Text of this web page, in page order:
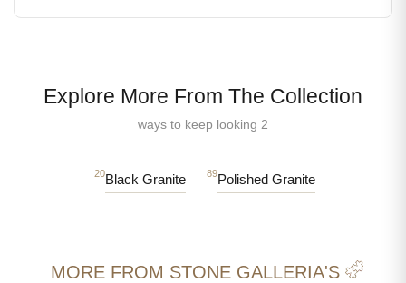
Explore More From The Collection
2 ways to keep looking
Polished Granite
89
Black Granite
20
MORE FROM STONE GALLERIA'S